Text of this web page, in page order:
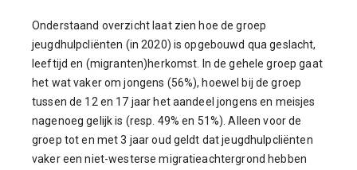
Onderstaand overzicht laat zien hoe de groep
jeugdhulpcliënten (in 2020) is opgebouwd qua geslacht,
leeftijd en (migranten)herkomst. In de gehele groep gaat
het wat vaker om jongens (56%), hoewel bij de groep
tussen de 12 en 17 jaar het aandeel jongens en meisjes
nagenoeg gelijk is (resp. 49% en 51%). Alleen voor de
groep tot en met 3 jaar oud geldt dat jeugdhulpcliënten
vaker een niet-westerse migratieachtergrond hebben